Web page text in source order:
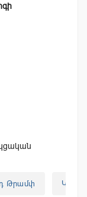
Թրամփ